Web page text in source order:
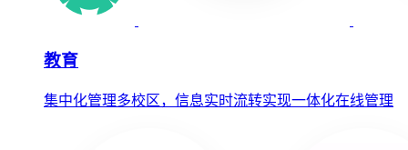
教育
集中化管理多校区，信息实时流转实现一体化在线管理